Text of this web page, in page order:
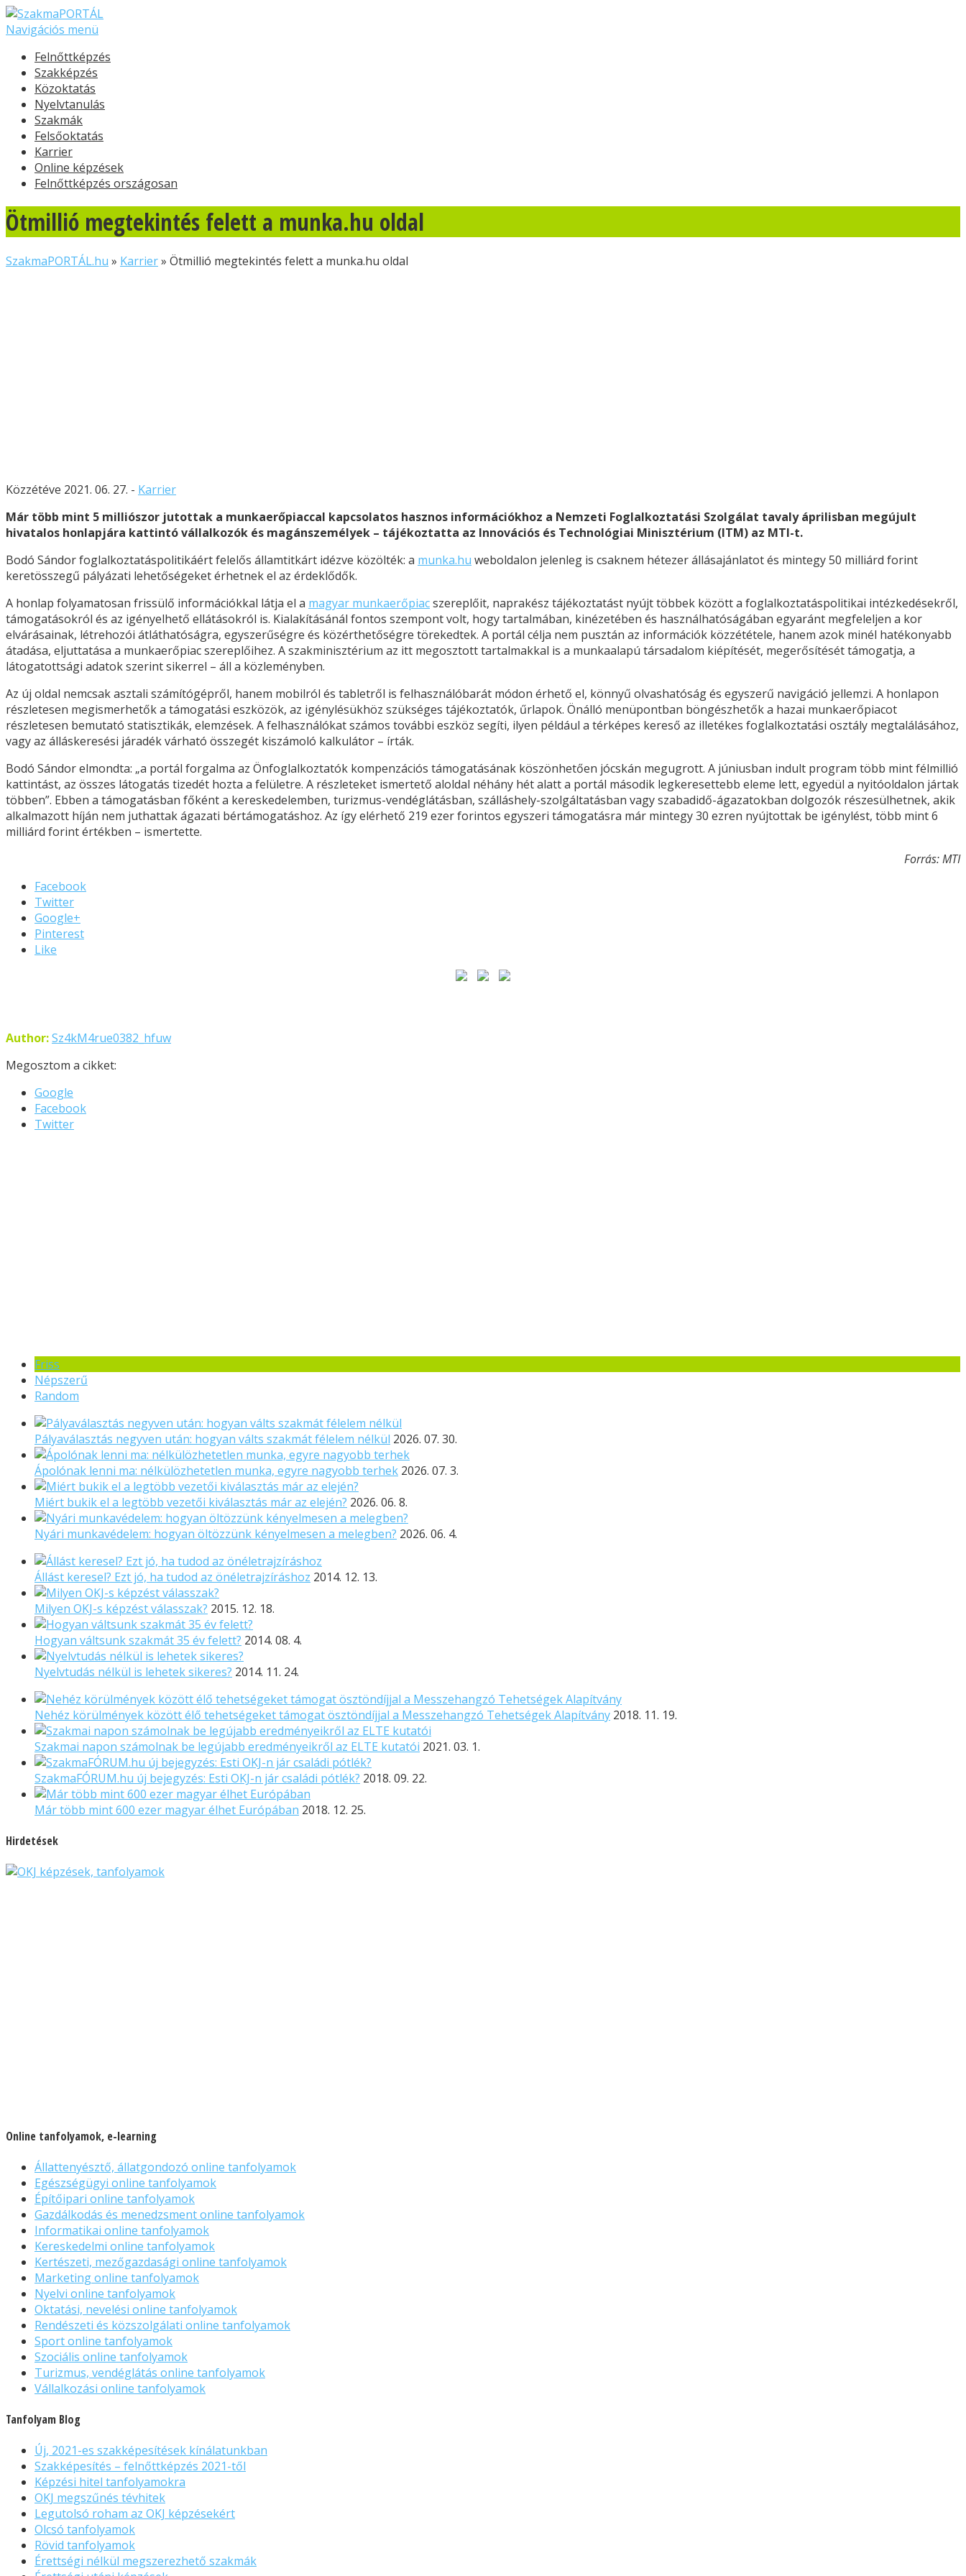
Navigációs menü
Felnőttképzés
Szakképzés
Közoktatás
Nyelvtanulás
Szakmák
Felsőoktatás
Karrier
Online képzések
Felnőttképzés országosan
Ötmillió megtekintés felett a munka.hu oldal
SzakmaPORTÁL.hu » Karrier» Ötmillió megtekintés felett a munka.hu oldal
Közzétéve 2021. 06. 27. - Karrier
Már több mint 5 milliószor jutottak a munkaerőpiaccal kapcsolatos hasznos információkhoz a Nemzeti Foglalkoztatási Szolgálat tavaly áprilisban megújult
hivatalos honlapjára kattintó vállalkozók és magánszemélyek – tájékoztatta az Innovációs és Technológiai Minisztérium (ITM) az MTI-t.
Bodó Sándor foglalkoztatáspolitikáért felelős államtitkárt idézve közölték: a munka.hu weboldalon jelenleg is csaknem hétezer állásajánlatot és mintegy 50 milliárd forint
keretösszegű pályázati lehetőségeket érhetnek el az érdeklődők.
A honlap folyamatosan frissülő információkkal látja el a magyar munkaerőpiacszereplőit, naprakész tájékoztatást nyújt többek között a foglalkoztatáspolitikai intézkedésekről,
támogatásokról és az igényelhető ellátásokról is. Kialakításánál fontos szempont volt, hogy tartalmában, kinézetében és használhatóságában egyaránt megfeleljen a kor
elvárásainak, létrehozói átláthatóságra, egyszerűségre és közérthetőségre törekedtek. A portál célja nem pusztán az információk közzététele, hanem azok minél hatékonyabb
átadása, eljuttatása a munkaerőpiac szereplőihez. A szakminisztérium az itt megosztott tartalmakkal is a munkaalapú társadalom kiépítését, megerősítését támogatja, a
látogatottsági adatok szerint sikerrel – áll a közleményben.
Az új oldal nemcsak asztali számítógépről, hanem mobilról és tabletről is felhasználóbarát módon érhető el, könnyű olvashatóság és egyszerű navigáció jellemzi. A honlapon
részletesen megismerhetők a támogatási eszközök, az igénylésükhöz szükséges tájékoztatók, űrlapok. Önálló menüpontban böngészhetők a hazai munkaerőpiacot
részletesen bemutató statisztikák, elemzések. A felhasználókat számos további eszköz segíti, ilyen például a térképes kereső az illetékes foglalkoztatási osztály megtalálásához,
vagy az álláskeresési járadék várható összegét kiszámoló kalkulátor – írták.
Bodó Sándor elmondta: „a portál forgalma az Önfoglalkoztatók kompenzációs támogatásának köszönhetően jócskán megugrott. A júniusban indult program több mint félmillió
kattintást, az összes látogatás tizedét hozta a felületre. A részleteket ismertető aloldal néhány hét alatt a portál második legkeresettebb eleme lett, egyedül a nyitóoldalon jártak
többen”. Ebben a támogatásban főként a kereskedelemben, turizmus-vendéglátásban, szálláshely-szolgáltatásban vagy szabadidő-ágazatokban dolgozók részesülhetnek, akik
alkalmazott híján nem juthattak ágazati bértámogatáshoz. Az így elérhető 219 ezer forintos egyszeri támogatásra már mintegy 30 ezren nyújtottak be igénylést, több mint 6
milliárd forint értékben – ismertette.
Forrás: MTI
Facebook
Twitter
Google+
Pinterest
Like
Author:Sz4kM4rue0382_hfuw
Megosztom a cikket:
Google
Facebook
Twitter
Friss
Népszerű
Random
Pályaválasztás negyven után: hogyan válts szakmát félelem nélkül 2026. 07. 30.
Ápolónak lenni ma: nélkülözhetetlen munka, egyre nagyobb terhek 2026. 07. 3.
Miért bukik el a legtöbb vezetői kiválasztás már az elején? 2026. 06. 8.
Nyári munkavédelem: hogyan öltözzünk kényelmesen a melegben? 2026. 06. 4.
Állást keresel? Ezt jó, ha tudod az önéletrajzíráshoz 2014. 12. 13.
Milyen OKJ-s képzést válasszak? 2015. 12. 18.
Hogyan váltsunk szakmát 35 év felett? 2014. 08. 4.
Nyelvtudás nélkül is lehetek sikeres? 2014. 11. 24.
Nehéz körülmények között élő tehetségeket támogat ösztöndíjjal a Messzehangzó Tehetségek Alapítvány 2018. 11. 19.
Szakmai napon számolnak be legújabb eredményeikről az ELTE kutatói 2021. 03. 1.
SzakmaFÓRUM.hu új bejegyzés: Esti OKJ-n jár családi pótlék? 2018. 09. 22.
Már több mint 600 ezer magyar élhet Európában 2018. 12. 25.
Hirdetések
Online tanfolyamok, e-learning
Állattenyésztő, állatgondozó online tanfolyamok
Egészségügyi online tanfolyamok
Építőipari online tanfolyamok
Gazdálkodás és menedzsment online tanfolyamok
Informatikai online tanfolyamok
Kereskedelmi online tanfolyamok
Kertészeti, mezőgazdasági online tanfolyamok
Marketing online tanfolyamok
Nyelvi online tanfolyamok
Oktatási, nevelési online tanfolyamok
Rendészeti és közszolgálati online tanfolyamok
Sport online tanfolyamok
Szociális online tanfolyamok
Turizmus, vendéglátás online tanfolyamok
Vállalkozási online tanfolyamok
Tanfolyam Blog
Új, 2021-es szakképesítések kínálatunkban
Szakképesítés – felnőttképzés 2021-től
Képzési hitel tanfolyamokra
OKJ megszűnés tévhitek
Legutolsó roham az OKJ képzésekért
Olcsó tanfolyamok
Rövid tanfolyamok
Érettségi nélkül megszerezhető szakmák